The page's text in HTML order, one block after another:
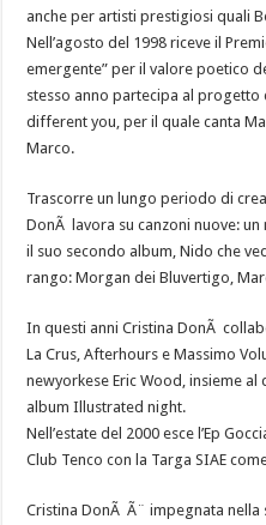
anche per artisti prestigiosi quali
Nell’agosto del 1998 riceve il
emergente” per il valore poetico
stesso anno partecipa al progetto
different you, per il quale canta
Marco.
Trascorre un lungo periodo di
DonÃ lavora su canzoni nuove:
il suo secondo album, Nido che
rango: Morgan dei Bluvertigo,
In questi anni Cristina DonÃ
La Crus, Afterhours e Massimo
newyorkese Eric Wood, insieme
album Illustrated night.
Nell’estate del 2000 esce l’Ep
Club Tenco con la Targa SIAE
Cristina DonÃ Ã¨ impegnata nella